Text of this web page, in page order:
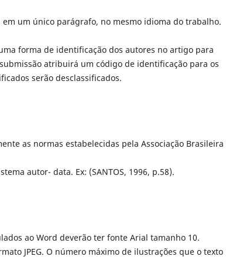
um único parágrafo, no mesmo idioma do trabalho.
forma de identificação dos autores no artigo para
atribuirá um código de identificação para os
serão desclassificados.
as normas estabelecidas pela Associação Brasileira
autor- data. Ex: (SANTOS, 1996, p.58).
ao Word deverão ter fonte Arial tamanho 10.
JPEG. O número máximo de ilustrações que o texto